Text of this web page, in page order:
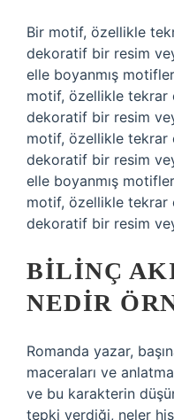
Bir motif, özellikle
dekoratif bir resim
elle boyanmış
motif, özellikle tekrar
dekoratif bir resim
motif, özellikle tekrar
dekoratif bir resim
elle boyanmış
motif, özellikle tekrar
dekoratif bir resim
BILINÇ
NEDIR
Romanda yazar,
maceraları ve
ve bu karakterin
tepki verdiği, neler